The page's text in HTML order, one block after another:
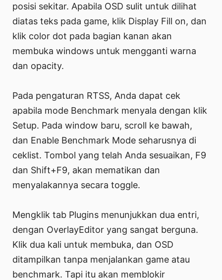
posisi sekitar. Apabila OSD sulit untuk dilihat
diatas teks pada game, klik Display Fill on, dan
klik color dot pada bagian kanan akan
membuka windows untuk mengganti warna
dan opacity.
Pada pengaturan RTSS, Anda dapat cek
apabila mode Benchmark menyala dengan klik
Setup. Pada window baru, scroll ke bawah,
dan Enable Benchmark Mode seharusnya di
ceklist. Tombol yang telah Anda sesuaikan, F9
dan Shift+F9, akan mematikan dan
menyalakannya secara toggle.
Mengklik tab Plugins menunjukkan dua entri,
dengan OverlayEditor yang sangat berguna.
Klik dua kali untuk membuka, dan OSD
ditampilkan tanpa menjalankan game atau
benchmark. Tapi itu akan memblokir